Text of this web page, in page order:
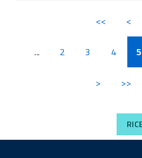
<< <
... 2 3 4 5
> >>